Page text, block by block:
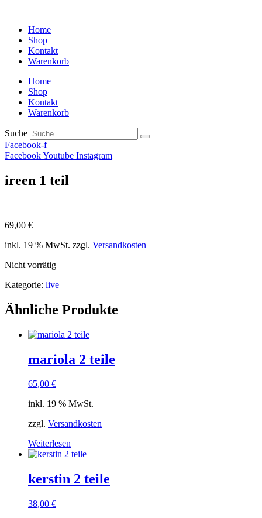
Home
Shop
Kontakt
Warenkorb
Home
Shop
Kontakt
Warenkorb
Suche
Facebook-f
FacebookYoutube Instagram
ireen 1 teil
69,00 €
inkl. 19 % MwSt. zzgl. Versandkosten
Nicht vorrätig
Kategorie: live
Ähnliche Produkte
mariola 2 teile
65,00 €
inkl. 19 % MwSt.
zzgl. Versandkosten
Weiterlesen
kerstin 2 teile
38,00 €